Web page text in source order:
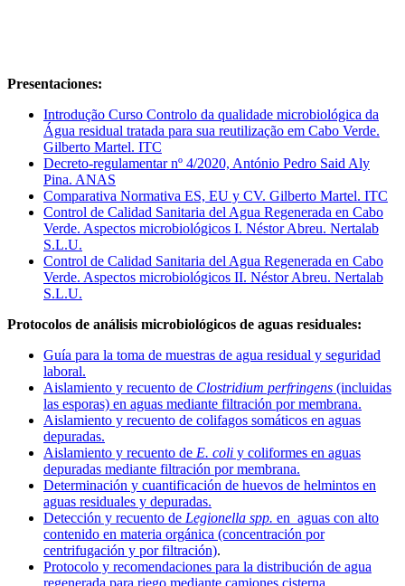
Presentaciones:
Introdução Curso Controlo da qualidade microbiológica da
Água residual tratada para sua reutilização em Cabo Verde.
Gilberto Martel. ITC
Decreto-regulamentar nº 4/2020, António Pedro Said Aly
Pina. ANAS
Comparativa Normativa ES, EU y CV. Gilberto Martel. ITC
Control de Calidad Sanitaria del Agua Regenerada en Cabo
Verde. Aspectos microbiológicos I. Néstor Abreu. Nertalab
S.L.U.
Control de Calidad Sanitaria del Agua Regenerada en Cabo
Verde. Aspectos microbiológicos II. Néstor Abreu. Nertalab
S.L.U.
Protocolos de análisis microbiológicos de aguas residuales:
Guía para la toma de muestras de agua residual y seguridad
laboral.
Aislamiento y recuento de Clostridium perfringens (incluidas
las esporas) en aguas mediante filtración por membrana.
Aislamiento y recuento de colifagos somáticos en aguas
depuradas.
Aislamiento y recuento de E. coli y coliformes en aguas
depuradas mediante filtración por membrana.
Determinación y cuantificación de huevos de helmintos en
aguas residuales y depuradas.
Detección y recuento de Legionella spp. en aguas con alto
contenido en materia orgánica (concentración por
centrifugación y por filtración).
Protocolo y recomendaciones para la distribución de agua
regenerada para riego mediante camiones cisterna.